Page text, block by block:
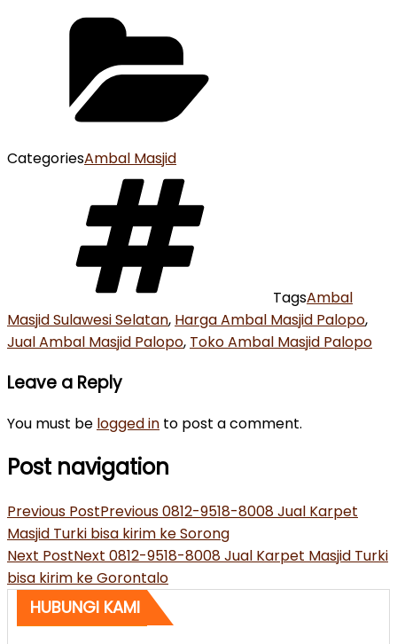
CategoriesAmbal Masjid
TagsAmbal
Masjid Sulawesi Selatan, Harga Ambal Masjid Palopo,
Jual Ambal Masjid Palopo, Toko Ambal Masjid Palopo
Leave a Reply
You must be logged in to post a comment.
Post navigation
Previous PostPrevious0812-9518-8008 Jual Karpet
Masjid Turki bisa kirim ke Sorong
Next PostNext 0812-9518-8008 Jual Karpet Masjid Turki
bisa kirim ke Gorontalo
HUBUNGI KAMI